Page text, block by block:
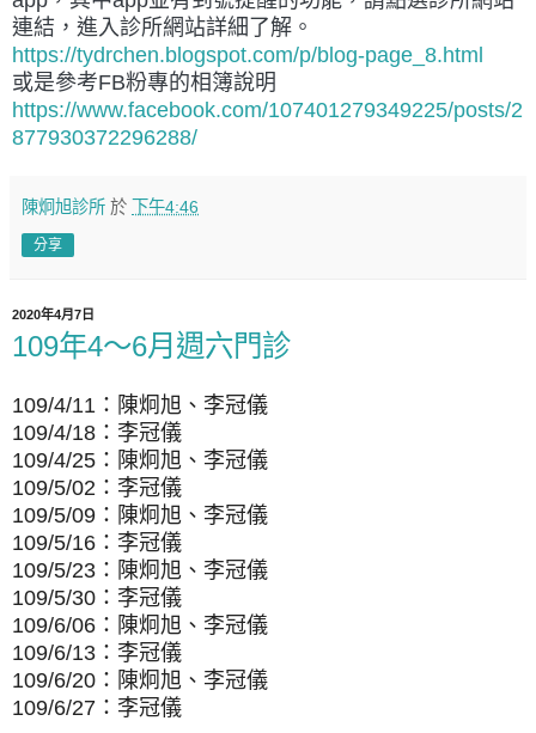
連結，進入診所網站詳細了解。
https://tydrchen.blogspot.com/p/blog-page_8.html
或是參考FB粉專的相簿說明
https://www.facebook.com/107401279349225/posts/2
877930372296288/
陳炯旭診所 於 下午4:46
分享
2020年4月7日
109年4～6月週六門診
109/4/11：陳炯旭、李冠儀
109/4/18：李冠儀
109/4/25：陳炯旭、李冠儀
109/5/02：李冠儀
109/5/09：陳炯旭、李冠儀
109/5/16：李冠儀
109/5/23：陳炯旭、李冠儀
109/5/30：李冠儀
109/6/06：陳炯旭、李冠儀
109/6/13：李冠儀
109/6/20：陳炯旭、李冠儀
109/6/27：李冠儀